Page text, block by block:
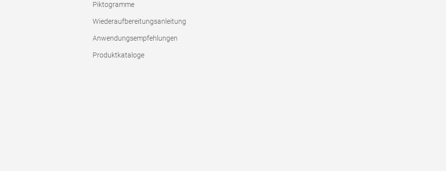
Piktogramme
Wiederaufbereitungsanleitung
Anwendungsempfehlungen
Produktkataloge